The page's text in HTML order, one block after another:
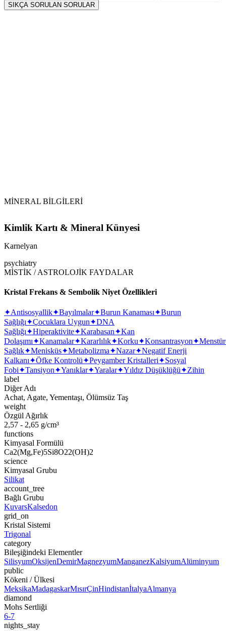
SIKÇA SORULAN SORULAR
MİNERAL BİLGİLERİ
Kimlik Kartı & Mineral Künyesi
Karnelyan
psychiatry
MİSTİK / ASTROLOJİK FAYDALAR
Kristal Frekans & Sembolik Niyet Özellikleri
✦Antisosyallik✦Bayılmalar✦Burun Kanaması✦Burun
Sağlığı✦Çocuklara Uygun✦DNA
Sağlığı✦Hiperaktivite✦Karabasan✦Kan
Dolaşımı✦Kanamalar✦Kararlılık✦Korku✦Konsantrasyon✦
Sağlık✦Menisküs✦Metabolizma✦Nazar✦Negatif Enerji
Kalkanı✦Öfke Kontrolü✦Peygamber Kristalleri✦Sosyal
Fobi✦Tansiyon✦Yanıklar✦Yaralar✦Yıldız Düşüklüğü✦Zihin
label
Diğer Adı
Achat, Agate, Yementaşı, Ölümsüz Taş
weight
Özgül Ağırlık
2,57 - 2,65 g/cm³
functions
Kimyasal Formülü
Ca2(Mg,Fe)5Si8O22(OH)2
science
Kimyasal Grubu
Silikat
account_tree
Bağlı Grubu
KuvarsKalsedon
grid_on
Kristal Sistemi
Trigonal
category
Bileşiğindeki Elementler
SilisyumOksijenDemirMagnezyumManganezKalsiyumAlüminyum
public
Kökeni / Ülkesi
MeksikaMadagaskarMısırÇinHindistanİtalyaAlmanya
diamond
Mohs Sertliği
6-7
nights_stay